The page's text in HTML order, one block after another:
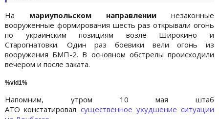
На мариупольском направлении незаконные
вооруженные формирования шесть раз открывали огонь
по украинским позициям возле Широкино и
Старогнатовки. Один раз боевики вели огонь из
вооружения БМП-2. В основном обстрелы происходили
вечером и после заката.
%vid1%
Напомним, утром 10 мая штаб
АТО констатировал существенное ухудшение ситуации